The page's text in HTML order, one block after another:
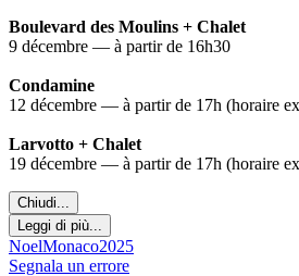
Boulevard des Moulins + Chalet
9 décembre — à partir de 16h30
Condamine
12 décembre — à partir de 17h (horaire
Larvotto + Chalet
19 décembre — à partir de 17h (horaire
Chiudi...
Leggi di più...
NoelMonaco2025
Segnala un errore